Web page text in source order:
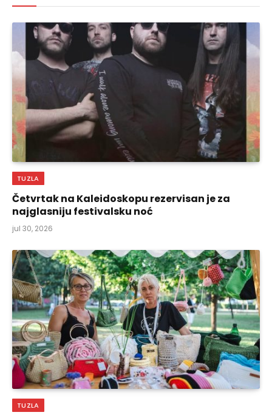
TUZLA
Četvrtak na Kaleidoskopu rezervisan je za
najglasniju festivalsku noć
jul 30, 2026
TUZLA